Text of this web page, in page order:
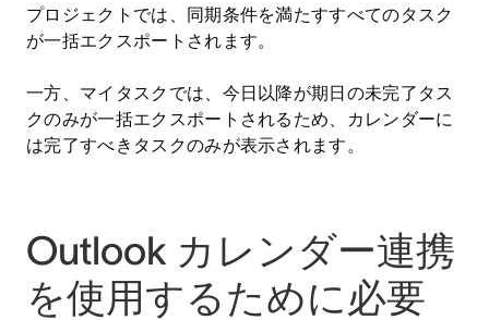
プロジェクトでは、同期条件を満たすすべてのタスク
が一括エクスポートされます。
一方、マイタスクでは、今日以降が期日の未完了タス
クのみが一括エクスポートされるため、カレンダーに
は完了すべきタスクのみが表示されます。
Outlook カレンダー連携
を使用するために必要